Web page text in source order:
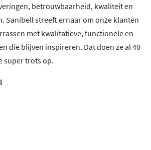
betrouwbaarheid, kwaliteit en
Sanibell streeft ernaar om onze klanten
met kwalitatieve, functionele en
die blijven inspireren. Dat doen ze al 40
super trots op.